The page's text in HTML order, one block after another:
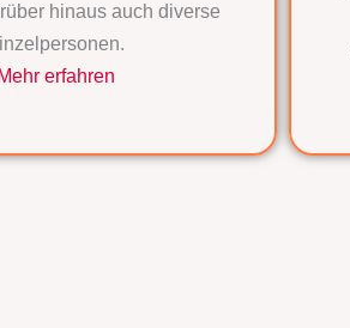
hinaus auch diverse
Mehr erfahren